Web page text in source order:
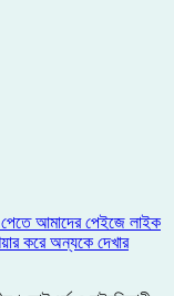
পেতে আমাদের পেইজে লাইক
করে অন্যকে দেখার